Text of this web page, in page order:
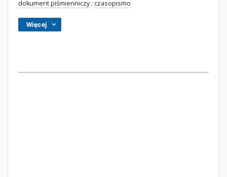
dokument piśmienniczy; czasopismo
Więcej